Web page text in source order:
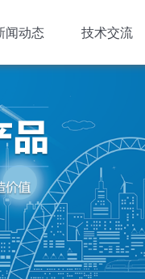
技术交流
闻动态